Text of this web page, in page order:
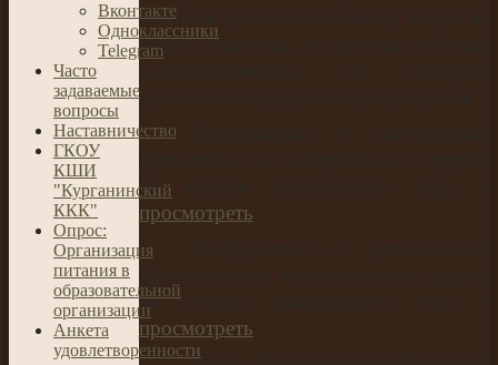
безвозмездное пользование), затрат на
уплату налогов, в качестве объекта
признается имуществом учреждения.
по итогам финансового года –
просмотреть
по итогам финансового года –
просмотреть
Вконтакте
Одноклассники
Telegram
Часто
задаваемые
вопросы
Наставничество
ГКОУ
КШИ
"Курганинский
ККК"
Опрос:
Организация
питания в
образовательной
организации
Анкета
удовлетворенности